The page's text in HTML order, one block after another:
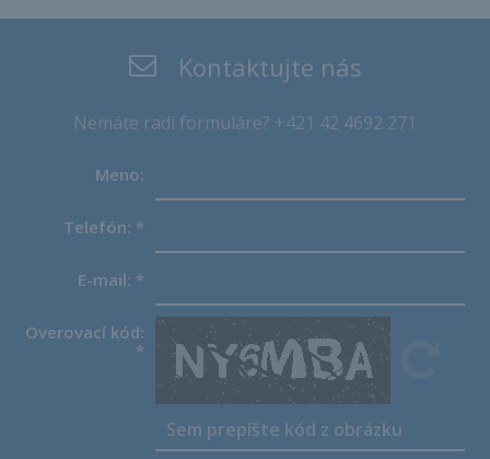
Kontaktujte nás
Nemáte radi formuláre? +421 42 4692 271
Meno:
Telefón: *
E-mail: *
Overovací kód:
*